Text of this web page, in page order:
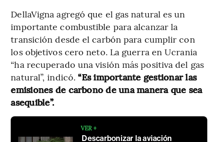
DellaVigna agregó que el gas natural es un
importante combustible para alcanzar la
transición desde el carbón para cumplir con
los objetivos cero neto. La guerra en Ucrania
“ha recuperado una visión más positiva del gas
natural”, indicó. “Es importante gestionar las
emisiones de carbono de una manera que sea
asequible”.
VER +
Descarbonizar la aviación